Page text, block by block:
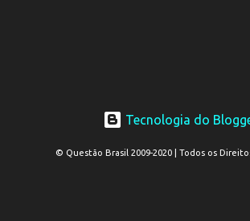
Tecnologia do
© Questão Brasil 2009-2020 | Todos os